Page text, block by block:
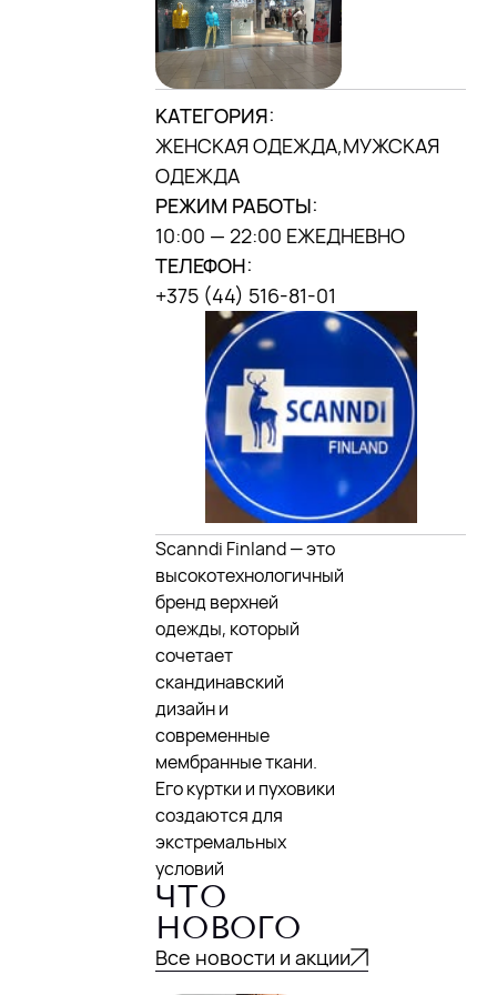
(«Дана центр»)
МЫ В INSTAGRAM
DANA MALL, 2025
КАТЕГОРИЯ:
ЖЕНСКАЯ ОДЕЖДА,МУЖСКАЯ
ОДЕЖДА
РЕЖИМ РАБОТЫ:
10:00 — 22:00 ЕЖЕДНЕВНО
ТЕЛЕФОН:
+375 (44) 516-81-01
Scanndi Finland — это
высокотехнологичный
бренд верхней
одежды, который
сочетает
скандинавский
дизайн и
современные
мембранные ткани.
Его куртки и пуховики
создаются для
экстремальных
условий
ЧТО
НОВОГО
Все новости и акции